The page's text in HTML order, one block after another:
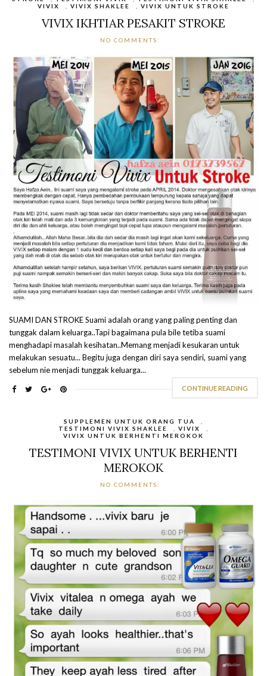
VIVIX
VIVIX SHAKLEE VIVIX UNTUK STROKE
VIVIX IKHTIAR PESAKIT STROKE
NO COMMENTS:
SUAMI DAN STROKE Suami adalah orang yang paling penting dan
tunggak dalam keluarga..Tapi bagaimana pula bile tetiba suami
menghadapi masalah kesihatan..Memang menjadi kesukaran untuk
melakukan sesuatu... Begitu juga dengan diri saya sendiri, suami yang
sebelum nie menjadi tunggak keluarga...
CONTINUE READING
SUPPLEMEN UNTUK ORANG TUA
TESTIMONI VIVIX SHAKLEE
VIVIX
VIVIX UNTUK BERHENTI MEROKOK
TESTIMONI VIVIX UNTUK BERHENTI
MEROKOK
NO COMMENTS: